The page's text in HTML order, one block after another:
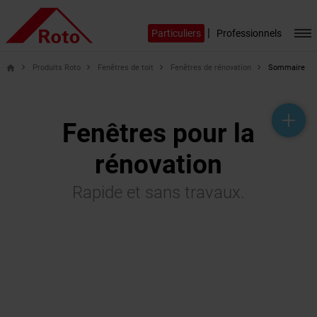
Particuliers | Professionnels
help_outline
headset_mic
mail_outline
home Produits Roto Fenêtres de toit Fenêtres de rénovation Sommaire
Fenêtres pour la
rénovation
Rapide et sans travaux.